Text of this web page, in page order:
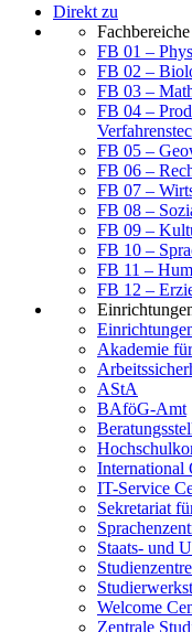
Direkt zu
Fachbereiche
FB 01 –
FB 02 –
FB 03 –
FB 04 –
FB 05 –
FB 06 –
FB 07 –
FB 08 –
FB 09 –
FB 10 –
FB 11 –
FB 12 –
Akademie
AStA
BAföG-Amt
International
IT-Service
Sekretariat
Staats- und
Welcome
Zentrale